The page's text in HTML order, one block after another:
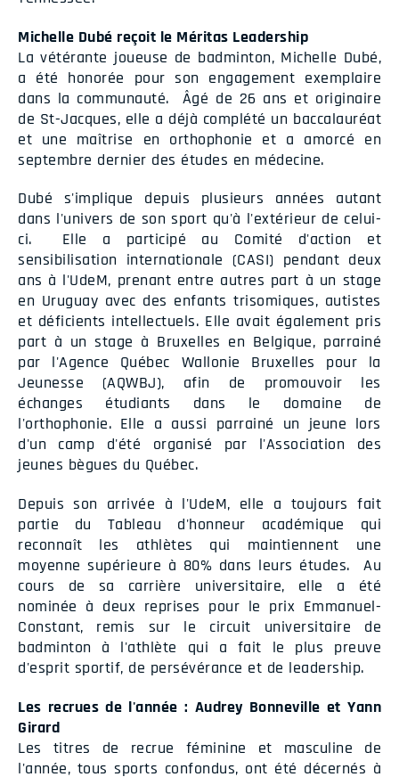
Michelle Dubé reçoit le Méritas Leadership
La vétérante joueuse de badminton, Michelle Dubé,
a été honorée pour son engagement exemplaire
dans la communauté. Âgé de 26 ans et originaire
de St-Jacques, elle a déjà complété un baccalauréat
et une maîtrise en orthophonie et a amorcé en
septembre dernier des études en médecine.
Dubé s'implique depuis plusieurs années autant
dans l'univers de son sport qu'à l'extérieur de celui-
ci. Elle a participé au Comité d'action et
sensibilisation internationale (CASI) pendant deux
ans à l'UdeM, prenant entre autres part à un stage
en Uruguay avec des enfants trisomiques, autistes
et déficients intellectuels. Elle avait également pris
part à un stage à Bruxelles en Belgique, parrainé
par l'Agence Québec Wallonie Bruxelles pour la
Jeunesse (AQWBJ), afin de promouvoir les
échanges étudiants dans le domaine de
l'orthophonie. Elle a aussi parrainé un jeune lors
d'un camp d'été organisé par l'Association des
jeunes bègues du Québec.
Depuis son arrivée à l'UdeM, elle a toujours fait
partie du Tableau d'honneur académique qui
reconnaît les athlètes qui maintiennent une
moyenne supérieure à 80% dans leurs études. Au
cours de sa carrière universitaire, elle a été
nominée à deux reprises pour le prix Emmanuel-
Constant, remis sur le circuit universitaire de
badminton à l'athlète qui a fait le plus preuve
d'esprit sportif, de persévérance et de leadership.
Les recrues de l'année : Audrey Bonneville et Yann
Girard
Les titres de recrue féminine et masculine de
l'année, tous sports confondus, ont été décernés à